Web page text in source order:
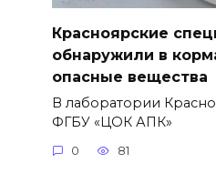
Красноярские
обнаружили в
опасные вещества
В лаборатории
ФГБУ «ЦОК АПК»
0 81